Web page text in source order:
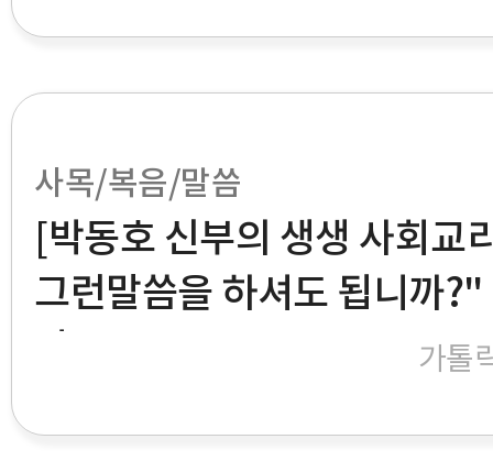
사목/복음/말씀
[박동호 신부의 생생 사회
그런말씀을 하셔도 됩니까
가톨